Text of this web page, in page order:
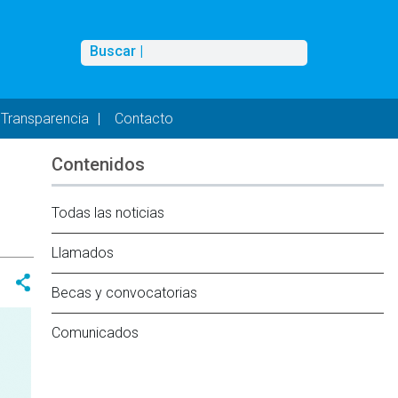
Buscar
Buscar |
Transparencia Contacto
Contenidos
Todas las noticias
Llamados
Becas y convocatorias
Comunicados